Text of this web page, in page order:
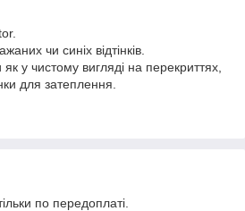
чи синіх відтінків.
у чистому вигляді на перекриттях,
для затеплення.
по передоплаті.